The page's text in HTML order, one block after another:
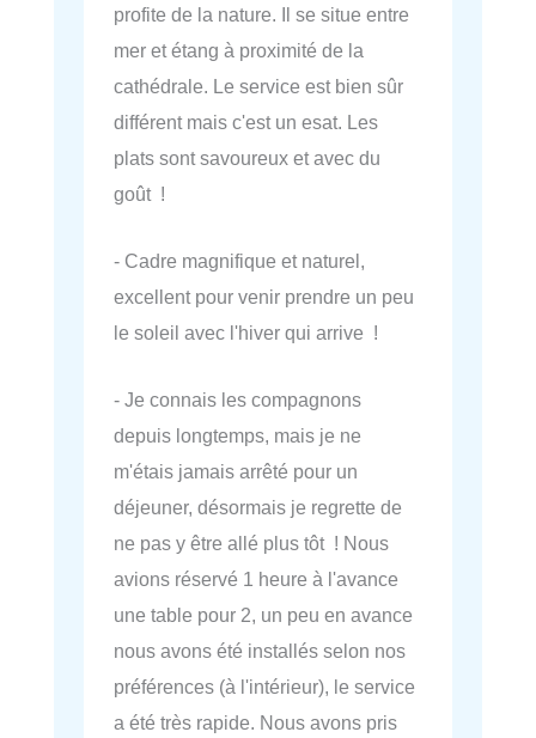
profite de la nature. Il se situe entre
mer et étang à proximité de la
cathédrale. Le service est bien sûr
différent mais c'est un esat. Les
plats sont savoureux et avec du
goût !
- Cadre magnifique et naturel,
excellent pour venir prendre un peu
le soleil avec l'hiver qui arrive !
- Je connais les compagnons
depuis longtemps, mais je ne
m'étais jamais arrêté pour un
déjeuner, désormais je regrette de
ne pas y être allé plus tôt ! Nous
avions réservé 1 heure à l'avance
une table pour 2, un peu en avance
nous avons été installés selon nos
préférences (à l'intérieur), le service
a été très rapide. Nous avons pris